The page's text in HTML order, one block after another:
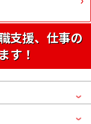
支援、仕事の
す！